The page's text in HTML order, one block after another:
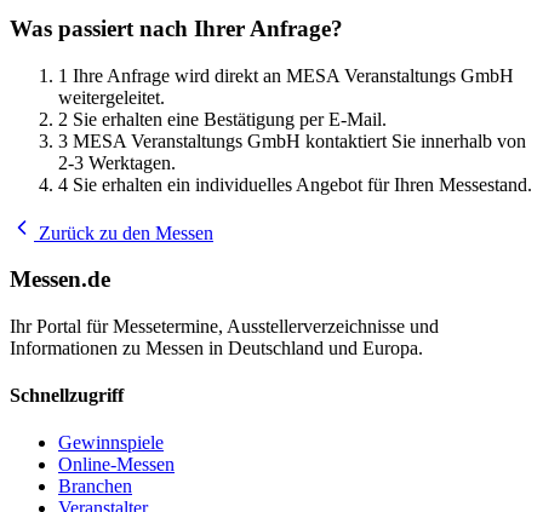
Was passiert nach Ihrer Anfrage?
1 Ihre Anfrage wird direkt an MESA Veranstaltungs GmbH
weitergeleitet.
2 Sie erhalten eine Bestätigung per E-Mail.
3 MESA Veranstaltungs GmbH kontaktiert Sie innerhalb von
2-3 Werktagen.
4 Sie erhalten ein individuelles Angebot für Ihren Messestand.
Zurück zu den Messen
Messen.de
Ihr Portal für Messetermine, Ausstellerverzeichnisse und
Informationen zu Messen in Deutschland und Europa.
Schnellzugriff
Gewinnspiele
Online-Messen
Branchen